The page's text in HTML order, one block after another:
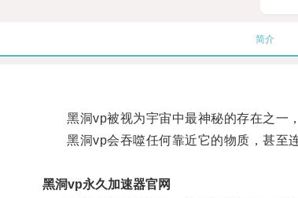
简介
黑洞vp被视为宇宙中最神秘的存在之一，
黑洞vp会吞噬任何靠近它的物质，甚至连
黑洞vp永久加速器官网